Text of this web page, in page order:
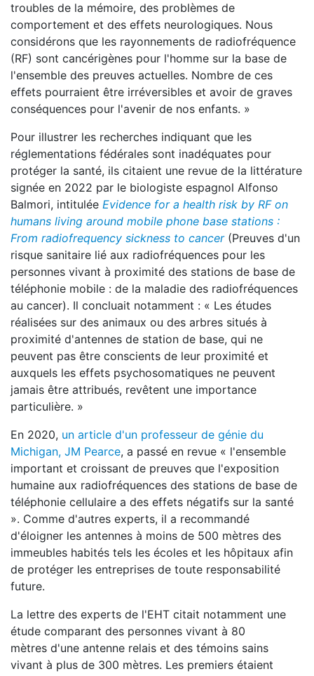
troubles de la mémoire, des problèmes de
comportement et des effets neurologiques. Nous
considérons que les rayonnements de radiofréquence
(RF) sont cancérigènes pour l'homme sur la base de
l'ensemble des preuves actuelles. Nombre de ces
effets pourraient être irréversibles et avoir de graves
conséquences pour l'avenir de nos enfants. »
Pour illustrer les recherches indiquant que les
réglementations fédérales sont inadéquates pour
protéger la santé, ils citaient une revue de la littérature
signée en 2022 par le biologiste espagnol Alfonso
Balmori, intitulée Evidence for a health risk by RF on
humans living around mobile phone base stations :
From radiofrequency sickness to cancer(Preuves d'un
risque sanitaire lié aux radiofréquences pour les
personnes vivant à proximité des stations de base de
téléphonie mobile : de la maladie des radiofréquences
au cancer). Il concluait notamment : « Les études
réalisées sur des animaux ou des arbres situés à
proximité d'antennes de station de base, qui ne
peuvent pas être conscients de leur proximité et
auxquels les effets psychosomatiques ne peuvent
jamais être attribués, revêtent une importance
particulière. »
En 2020, un article d'un professeur de génie du
Michigan, JM Pearce, a passé en revue « l'ensemble
important et croissant de preuves que l'exposition
humaine aux radiofréquences des stations de base de
téléphonie cellulaire a des effets négatifs sur la santé
». Comme d'autres experts, il a recommandé
d'éloigner les antennes à moins de 500 mètres des
immeubles habités tels les écoles et les hôpitaux afin
de protéger les entreprises de toute responsabilité
future.
La lettre des experts de l'EHT citait notamment une
étude comparant des personnes vivant à 80
mètres d'une antenne relais et des témoins sains
vivant à plus de 300 mètres. Les premiers étaient